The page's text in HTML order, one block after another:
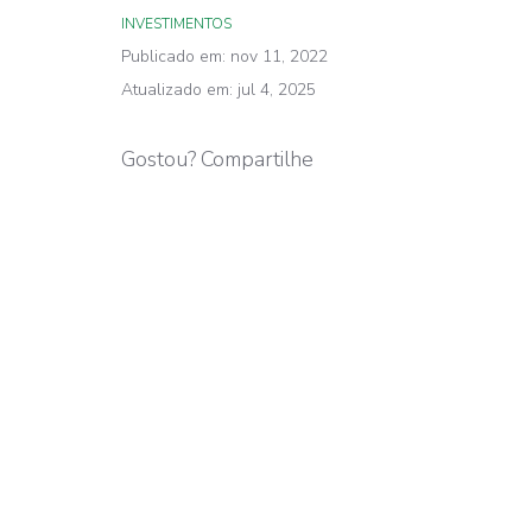
INVESTIMENTOS
Publicado em: nov 11, 2022
Atualizado em: jul 4, 2025
Gostou? Compartilhe